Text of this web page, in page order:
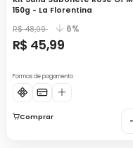
150g - La Florentina
R$ 48,99 6%
R$ 45,99
Formas de pagamento
Comprar